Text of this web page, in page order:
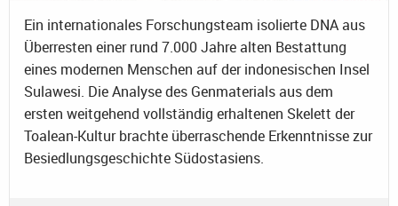
Ein internationales Forschungsteam isolierte DNA aus
Überresten einer rund 7.000 Jahre alten Bestattung
eines modernen Menschen auf der indonesischen Insel
Sulawesi. Die Analyse des Genmaterials aus dem
ersten weitgehend vollständig erhaltenen Skelett der
Toalean-Kultur brachte überraschende Erkenntnisse zur
Besiedlungsgeschichte Südostasiens.